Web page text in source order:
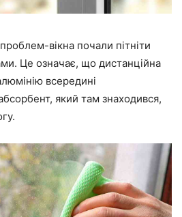
вікна почали пітніти
Це означає, що дистанційна
всередині
який там знаходився,